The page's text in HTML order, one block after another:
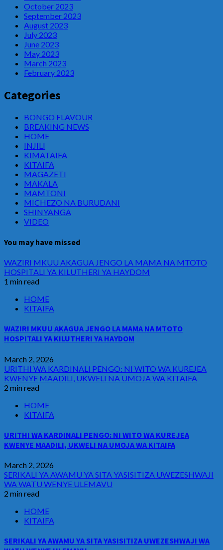
October 2023
September 2023
August 2023
July 2023
June 2023
May 2023
March 2023
February 2023
Categories
BONGO FLAVOUR
BREAKING NEWS
HOME
INJILI
KIMATAIFA
KITAIFA
MAGAZETI
MAKALA
MAMTONI
MICHEZO NA BURUDANI
SHINYANGA
VIDEO
You may have missed
WAZIRI MKUU AKAGUA JENGO LA MAMA NA MTOTO
HOSPITALI YA KILUTHERI YA HAYDOM
1 min read
HOME
KITAIFA
WAZIRI MKUU AKAGUA JENGO LA MAMA NA MTOTO
HOSPITALI YA KILUTHERI YA HAYDOM
March 2, 2026
URITHI WA KARDINALI PENGO: NI WITO WA KUREJEA
KWENYE MAADILI, UKWELI NA UMOJA WA KITAIFA
2 min read
HOME
KITAIFA
URITHI WA KARDINALI PENGO: NI WITO WA KUREJEA
KWENYE MAADILI, UKWELI NA UMOJA WA KITAIFA
March 2, 2026
SERIKALI YA AWAMU YA SITA YASISITIZA UWEZESHWAJI
WA WATU WENYE ULEMAVU
2 min read
HOME
KITAIFA
SERIKALI YA AWAMU YA SITA YASISITIZA UWEZESHWAJI WA